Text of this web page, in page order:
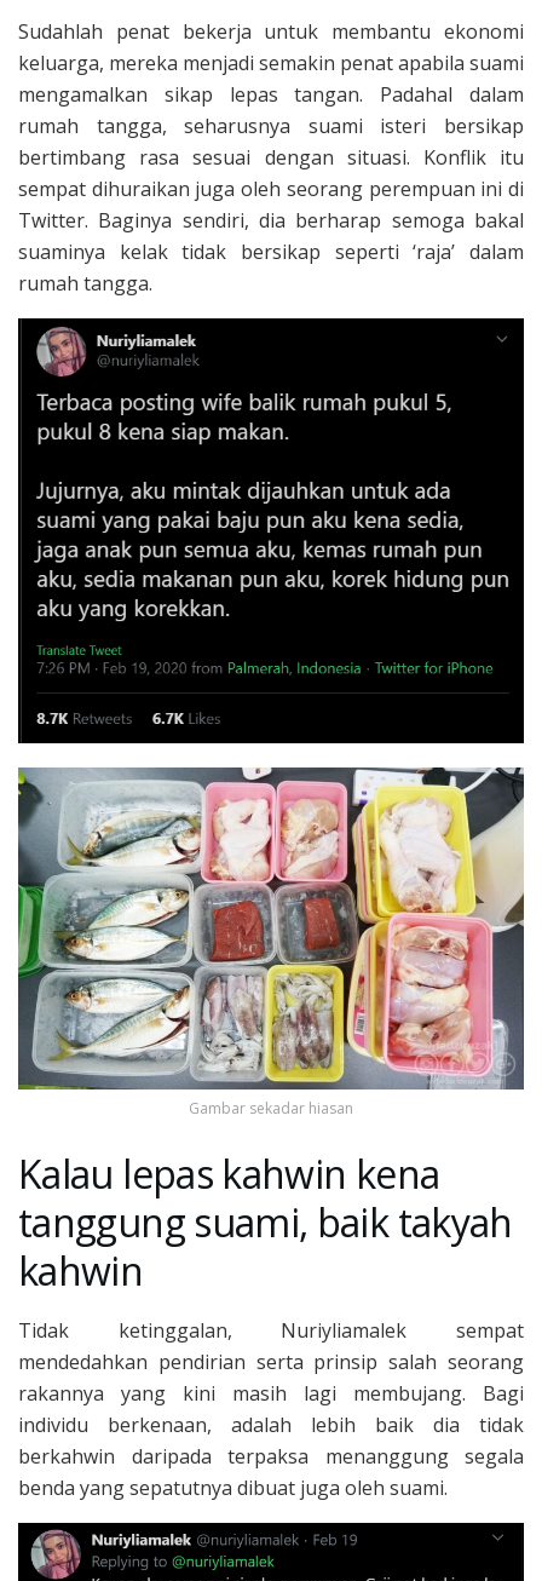
Sudahlah penat bekerja untuk membantu ekonomi
keluarga, mereka menjadi semakin penat apabila suami
mengamalkan sikap lepas tangan. Padahal dalam
rumah tangga, seharusnya suami isteri bersikap
bertimbang rasa sesuai dengan situasi. Konflik itu
sempat dihuraikan juga oleh seorang perempuan ini di
Twitter. Baginya sendiri, dia berharap semoga bakal
suaminya kelak tidak bersikap seperti ‘raja’ dalam
rumah tangga.
Gambar sekadar hiasan
Kalau lepas kahwin kena
tanggung suami, baik takyah
kahwin
Tidak ketinggalan, Nuriyliamalek sempat
mendedahkan pendirian serta prinsip salah seorang
rakannya yang kini masih lagi membujang. Bagi
individu berkenaan, adalah lebih baik dia tidak
berkahwin daripada terpaksa menanggung segala
benda yang sepatutnya dibuat juga oleh suami.